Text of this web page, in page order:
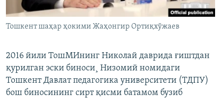
Тошкент шаҳар ҳокими Жаҳонгир Ортиқхўжаев
2016 йили ТошМИнинг Николай даврида ғиштдан
қурилган эски биноси¸ Низомий номидаги
Тошкент Давлат педагогика университети (ТДПУ)
бош биносининг сирт қисми батамом бузиб